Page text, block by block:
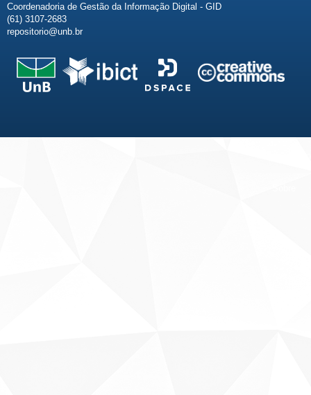
Coordenadoria de Gestão da Informação Digital - GID
(61) 3107-2683
repositorio@unb.br